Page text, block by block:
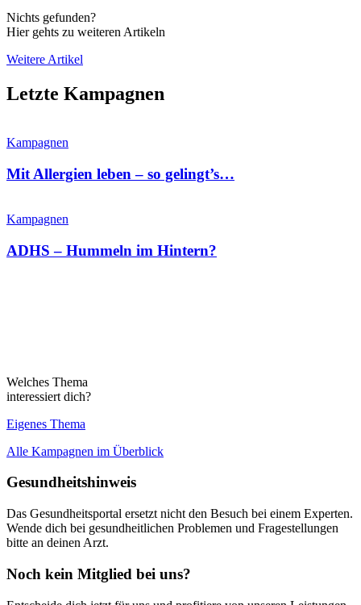
Nichts gefunden?
Hier gehts zu weiteren Artikeln
Weitere Artikel
Letzte Kampagnen
Kampagnen
Mit Allergien leben – so gelingt’s…
Kampagnen
ADHS – Hummeln im Hintern?
Welches Thema
interessiert dich?
Eigenes Thema
Alle Kampagnen im Überblick
Gesundheitshinweis
Das Gesundheitsportal ersetzt nicht den Besuch bei einem Experten.
Wende dich bei gesundheitlichen Problemen und Fragestellungen
bitte an deinen Arzt.
Noch kein Mitglied bei uns?